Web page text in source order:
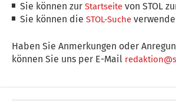
Sie können zurStartseite von STOL
Sie können dieSTOL-Suche
Haben Sie Anmerkungen oder
können Sie uns per E-Mail